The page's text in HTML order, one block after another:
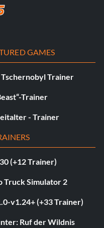
GAMES
Tschernobyl Trainer
Trainer
- Trainer
(+12 Trainer)
Truck Simulator 2
v1.24+ (+33 Trainer)
Ruf der Wildnis